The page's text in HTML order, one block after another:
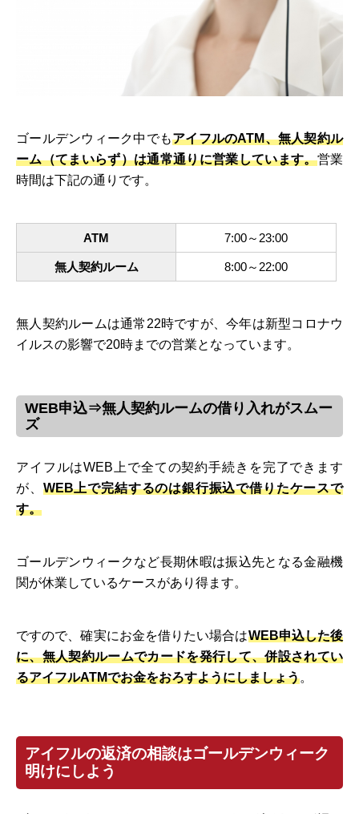
ゴールデンウィーク中でもアイフルのATM、無人契約ル
ーム（てまいらず）は通常通りに営業しています。営業
時間は下記の通りです。
ATM 7:00～23:00
無人契約ルーム 8:00～22:00
無人契約ルームは通常22時ですが、今年は新型コロナウ
イルスの影響で20時までの営業となっています。
WEB申込⇒無人契約ルームの借り入れがスムー
ズ
アイフルはWEB上で全ての契約手続きを完了できます
が、 WEB上で完結するのは銀行振込で借りたケースで
す。
ゴールデンウィークなど長期休暇は振込先となる金融機
関が休業しているケースがあり得ます。
ですので、確実にお金を借りたい場合はWEB申込した後
に、無人契約ルームでカードを発行して、併設されてい
るアイフルATMでお金をおろすようにしましょう。
アイフルの返済の相談はゴールデンウィーク
明けにしよう